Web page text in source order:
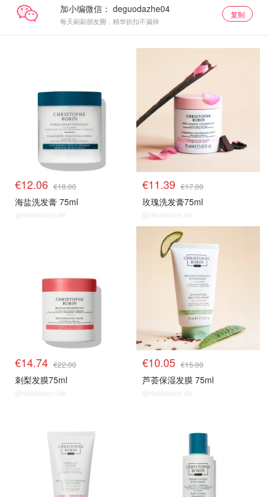
加小编微信：
每天刷刷朋友圈，精华折扣不漏掉
复制
€12.06 €18.00
海盐洗发膏 75ml
@dealmoon.de
€11.39 €17.00
玫瑰洗发膏75ml
@dealmoon.de
€14.74 €22.00
刺梨发膜75ml
@dealmoon.de
€10.05 €15.00
芦荟保湿发膜 75ml
@dealmoon.de